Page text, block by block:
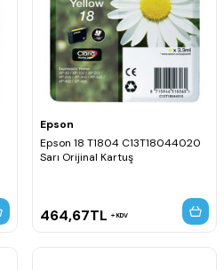
Epson
Epson 18 T1804 C13T18044020
Sarı Orijinal Kartuş
464,67TL KDV